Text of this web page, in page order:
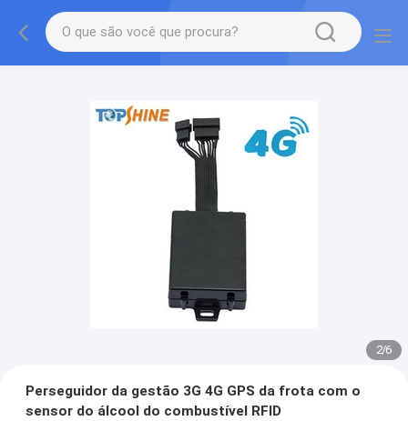
2/6
Perseguidor da gestão 3G 4G GPS da frota com o
sensor do álcool do combustível RFID